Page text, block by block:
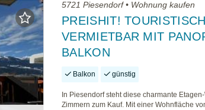
5721 Piesendorf • Wohnung kaufen
PREISHIT! TOURISTISCH
VERMIETBAR MIT
BALKON
Balkon günstig
In Piesendorf steht diese charmante
Zimmern zum Kauf. Mit einer Wohnfläche